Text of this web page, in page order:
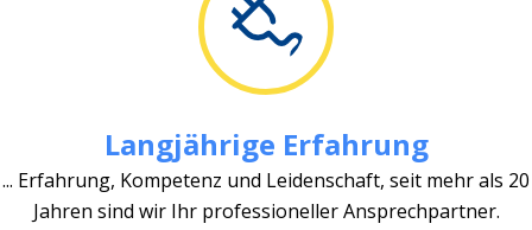
Langjährige Erfahrung
... Erfahrung, Kompetenz und Leidenschaft, seit mehr als 20
Jahren sind wir Ihr professioneller Ansprechpartner.